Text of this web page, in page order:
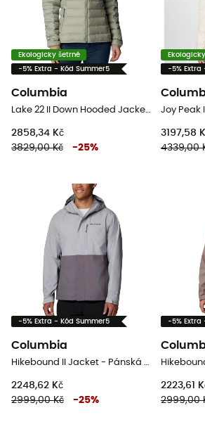
Ekologicky šetrné
-5% Extra - Kód Summer5
Columbia
Lake 22 II Down Hooded Jacket - Dámská péřová bunda
2858,34 Kč
3829,00 Kč
-25%
-5% Extra
3197,58
4339,00
-5% Extra - Kód Summer5
Columbia
Hikebound II Jacket - Pánská nepromokavá bunda
2248,62 Kč
2999,00 Kč
-25%
-5% Extra
2223,61
2999,00